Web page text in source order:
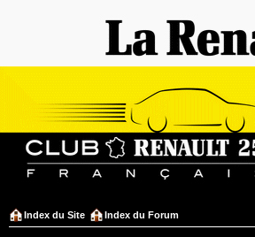
Index du Site Index du Forum